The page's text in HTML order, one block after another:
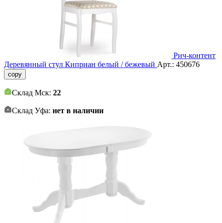
Рич-контент
Деревянный стул Киприан белый / бежевый Арт.: 450676
copy
Склад Мск: 22
Склад Уфа: нет в наличии